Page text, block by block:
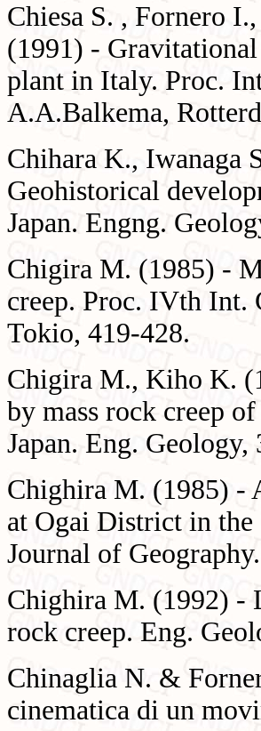
Chiesa S. , Fornero
(1991) -
plant in Italy. Proc.
A.A.Balkema,
Chihara K., Iwanaga
Geohistorical
Japan. Engng.
Chigira M. (1985) -
creep. Proc. IVth Int.
Tokio, 419-428.
Chigira M., Kiho K.
by mass rock creep
Japan. Eng.
Chighira M. (1985) -
at Ogai District in the
Journal of
Chighira M. (1992) -
rock creep. Eng.
Chinaglia N. &
cinematica di un